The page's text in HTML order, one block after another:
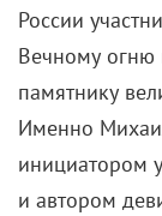
России
Вечному огню
памятнику
Именно
инициатором
и автором